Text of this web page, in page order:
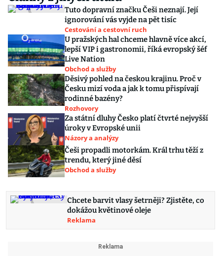
Tuto dopravní značku Češi neznají. Její
ignorování vás vyjde na pět tisíc
Cestování a cestovní ruch
U pražských hal chceme hlavně více akcí,
lepší VIP i gastronomii, říká evropský šéf
Live Nation
Obchod a služby
Děsivý pohled na českou krajinu. Proč v
Česku mizí voda a jak k tomu přispívají
rodinné bazény?
Rozhovory
Za státní dluhy Česko platí čtvrté nejvyšší
úroky v Evropské unii
Názory a analýzy
Češi propadli motorkám. Král trhu těží z
trendu, který jiné děsí
Obchod a služby
Chcete barvit vlasy šetrněji? Zjistěte, co
dokážou květinové oleje
Reklama